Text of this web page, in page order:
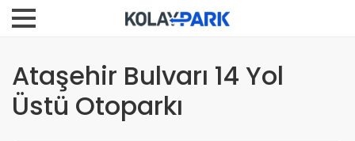
Ataşehir Bulvarı 14 Yol
Üstü Otoparkı